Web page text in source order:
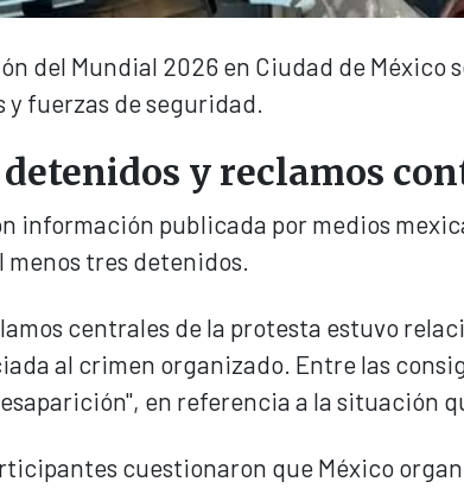
del Mundial 2026 en Ciudad de
fuerzas de seguridad.
detenidos y reclamos
información publicada por medios
menos tres detenidos.
centrales de la protesta estuvo
al crimen organizado. Entre las
en referencia a la situación
cuestionaron que México